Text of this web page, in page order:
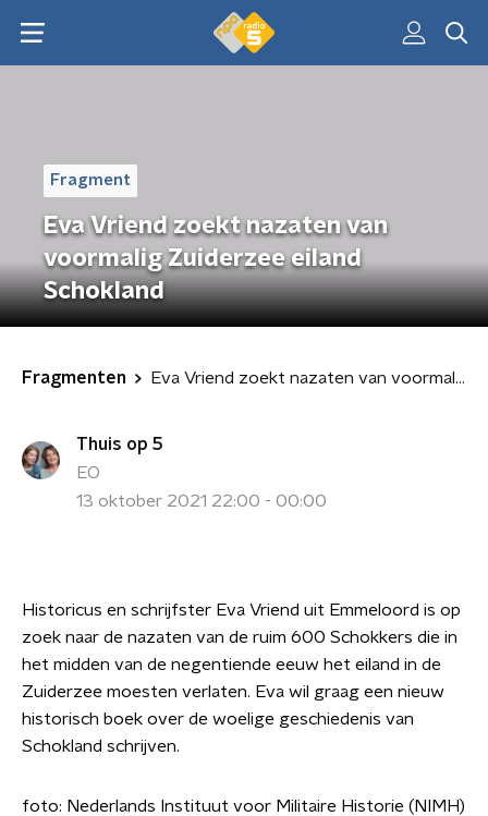
Fragment
Eva Vriend zoekt nazaten van
voormalig Zuiderzee eiland
Schokland
Fragmenten Eva Vriend zoekt nazaten van voormalig Zuiderzee eiland Schokland
Thuis op 5
EO
13 oktober 2021 22:00 - 00:00
Historicus en schrijfster Eva Vriend uit Emmeloord is op
zoek naar de nazaten van de ruim 600 Schokkers die in
het midden van de negentiende eeuw het eiland in de
Zuiderzee moesten verlaten. Eva wil graag een nieuw
historisch boek over de woelige geschiedenis van
Schokland schrijven.
foto: Nederlands Instituut voor Militaire Historie (NIMH)